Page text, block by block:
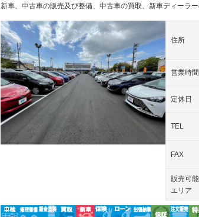
LEDヘッドランプ － HID(キセノンライト)
－ ETC －
－ ランフラットタイヤ － パワーシート
－ フルフラットシート － チップアップシート
シートヒーター － ウォークスルー
－ フロントカメラ シートエアコン
ルーフレール
新車、中古車の販売及び整備、中古車の買取、新車ディーラ
住所
営業時間
定休日
TEL
FAX
販売可能
エリア